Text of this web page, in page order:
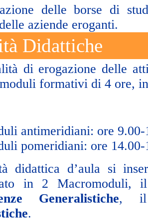
delle borse di
aziende eroganti.
Didattiche
di erogazione delle
formativi di 4 ore,
antimeridiani: ore 9.00-
pomeridiani: ore 14.00-
didattica d’aula si
in 2 Macromoduli,
Generalistiche, il
.